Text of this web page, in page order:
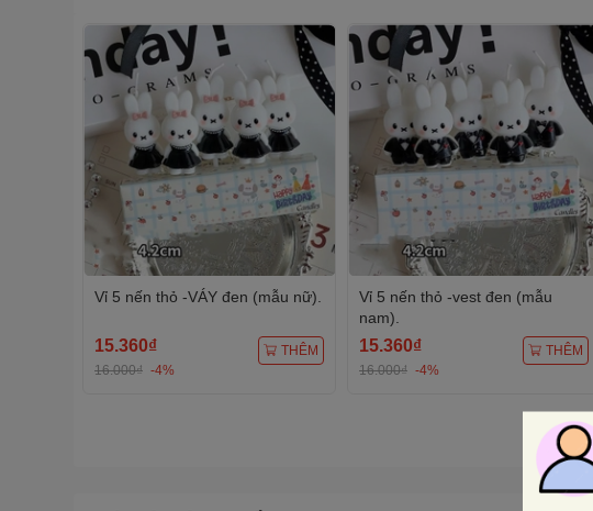
Vỉ 5 nến thỏ -VÁY đen (mẫu nữ).
15.360₫
16.000₫ -4%
THÊM
Vỉ 5 nến thỏ -vest đen (mẫu
nam).
15.360₫
16.000₫ -4%
THÊM